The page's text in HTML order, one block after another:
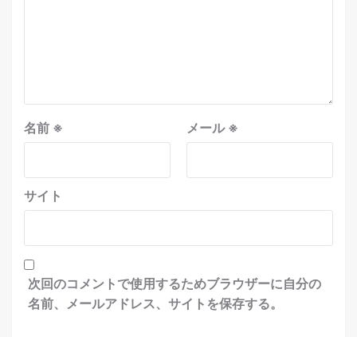
名前 ※ メール※
サイト
次回のコメントで使用するためブラウザーに自分の
名前、メールアドレス、サイトを保存する。